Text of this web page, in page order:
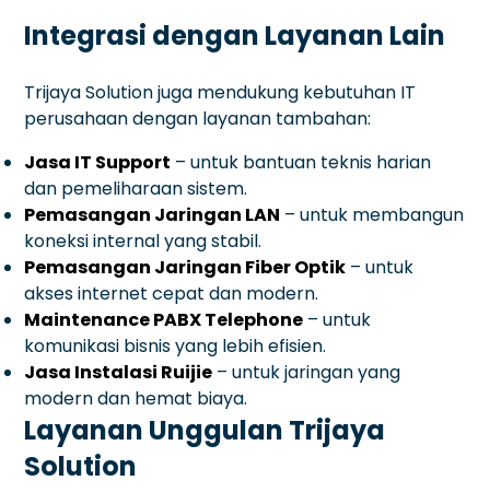
Integrasi dengan Layanan Lain
Trijaya Solution juga mendukung kebutuhan IT
perusahaan dengan layanan tambahan:
Jasa IT Support – untuk bantuan teknis harian
dan pemeliharaan sistem.
Pemasangan Jaringan LAN – untuk membangun
koneksi internal yang stabil.
Pemasangan Jaringan Fiber Optik – untuk
akses internet cepat dan modern.
Maintenance PABX Telephone – untuk
komunikasi bisnis yang lebih efisien.
Jasa Instalasi Ruijie – untuk jaringan yang
modern dan hemat biaya.
Layanan Unggulan Trijaya
Solution